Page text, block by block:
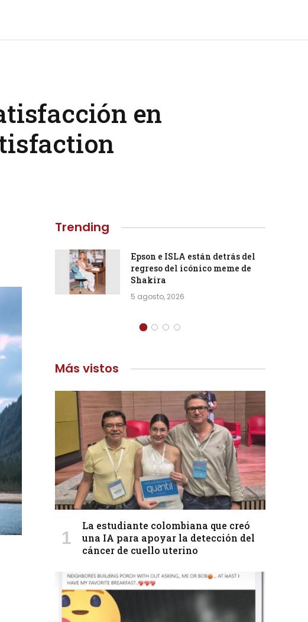
en
Trending
Epson e ISLA están detrás del
regreso del icónico meme de
Shakira
5 agosto, 2026
Más vistos
La estudiante colombiana que creó
una IA para apoyar la detección del
cáncer de cuello uterino